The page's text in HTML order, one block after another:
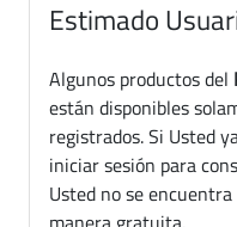
Estimado
Algunos productos del
están disponibles
registrados. Si Usted
iniciar sesión para
Usted no se